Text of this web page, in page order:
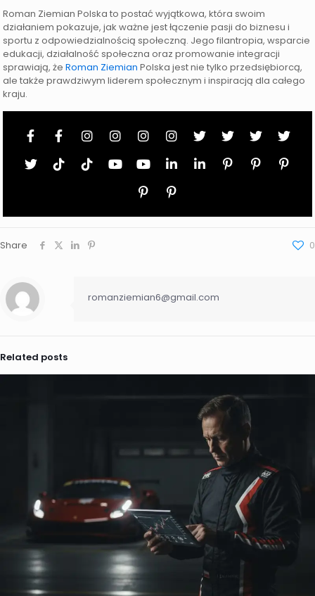
Roman Ziemian Polska to postać wyjątkowa, która swoim
działaniem pokazuje, jak ważne jest łączenie pasji do biznesu i
sportu z odpowiedzialnością społeczną. Jego filantropia, wsparcie
edukacji, działalność społeczna oraz promowanie integracji
sprawiają, żeRoman Ziemian Polska jest nie tylko przedsiębiorcą,
ale także prawdziwym liderem społecznym i inspiracją dla całego
kraju.
Share 0
romanziemian6@gmail.com
Related posts